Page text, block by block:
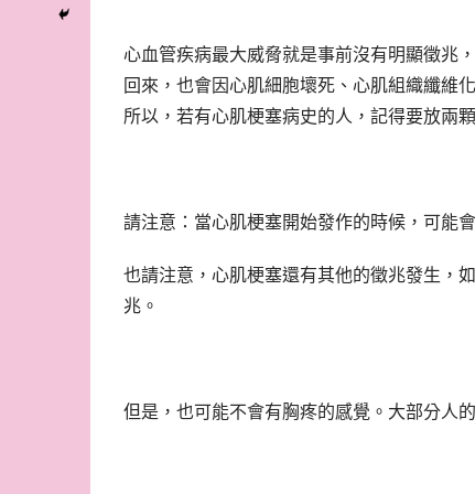
心血管疾病最大威脅就是事前沒有明顯徵兆
回來，也會因心肌細胞壞死、心肌組織纖維
所以，若有心肌梗塞病史的人，記得要放兩
請注意：當心肌梗塞開始發作的時候，可能
也請注意，心肌梗塞還有其他的徵兆發生，
兆。
但是，也可能不會有胸疼的感覺。大部分人